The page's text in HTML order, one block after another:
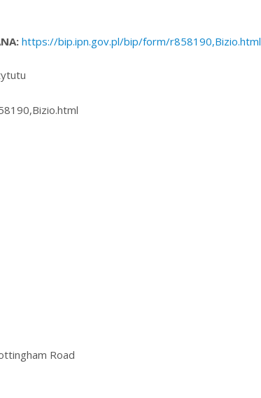
https://bip.ipn.gov.pl/bip/form/r858190,Bizio.html
Road